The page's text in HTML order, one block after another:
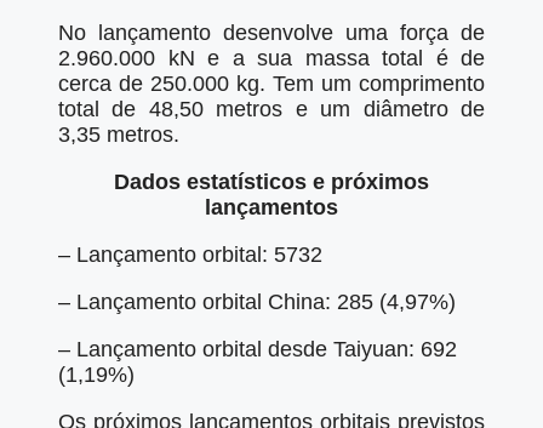
No lançamento desenvolve uma força de
2.960.000 kN e a sua massa total é de
cerca de 250.000 kg. Tem um comprimento
total de 48,50 metros e um diâmetro de
3,35 metros.
Dados estatísticos e próximos
lançamentos
– Lançamento orbital: 5732
– Lançamento orbital China: 285 (4,97%)
– Lançamento orbital desde Taiyuan: 692
(1,19%)
Os próximos lançamentos orbitais previstos